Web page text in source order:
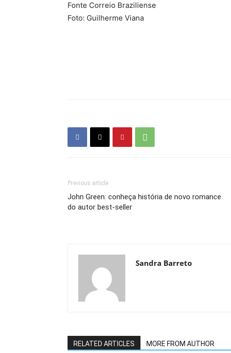
Fonte Correio Braziliense
Foto: Guilherme Viana
Previous article
John Green: conheça história de novo romance
do autor best-seller
Sandra Barreto
RELATED ARTICLES MORE FROM AUTHOR